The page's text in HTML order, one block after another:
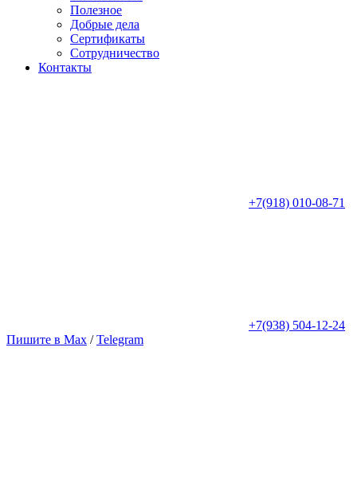
Полезное
Добрые дела
Сертификаты
Сотрудничество
Контакты
+7(918) 010-08-71
+7(938) 504-12-24
Пишите в Max /Telegram